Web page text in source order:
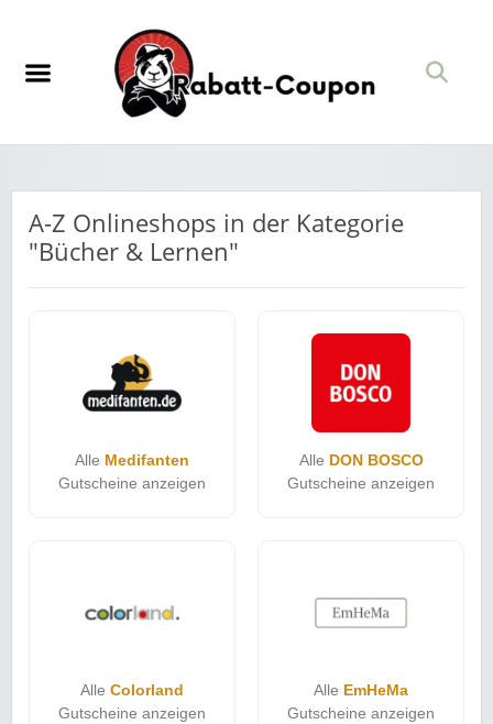
A-Z Onlineshops in der Kategorie
"Bücher & Lernen"
Alle Medifanten
Gutscheine anzeigen
Alle DON BOSCO
Gutscheine anzeigen
Alle Colorland
Gutscheine anzeigen
Alle EmHeMa
Gutscheine anzeigen